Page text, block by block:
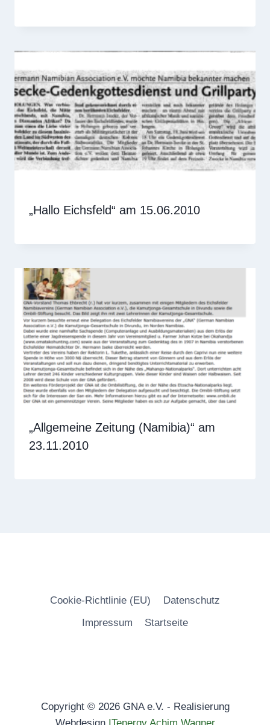
„Hallo Eichsfeld“ am 15.06.2010
„Allgemeine Zeitung (Namibia)“ am
23.11.2010
Cookie-Richtlinie (EU)
Datenschutz
Impressum
Startseite
Copyright © 2026 GNA e.V. - Realisierung